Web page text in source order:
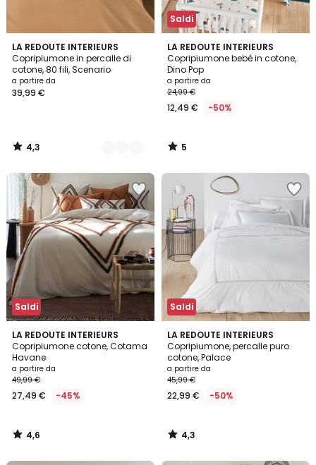
LA REDOUTE INTERIEURS
Copripiumone in percalle di
cotone, 80 fili, Scenario
a partire da
39,99 €
4,3
/ 5
3
Colori
4,3
/
Saldi
LA REDOUTE INTERIEURS
Copripiumone bebé in cotone,
Dino Pop
a partire da
24,99 €
12,49 € -50%
5
/
5
5
/
Saldi
LA REDOUTE INTERIEURS
Copripiumone cotone, Cotama
Havane
a partire da
49,99 €
27,49 € -45%
4,6
/ 5
4,6
/
Saldi
LA REDOUTE INTERIEURS
Copripiumone, percalle puro
cotone, Palace
a partire da
45,99 €
22,99 € -50%
4,3
/ 5
4,3
/